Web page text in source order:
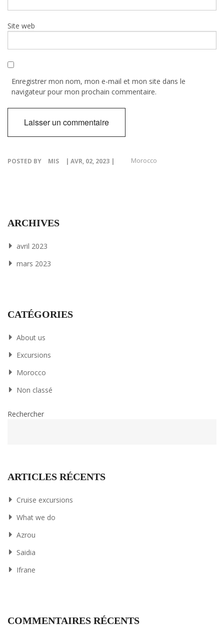
Site web
Enregistrer mon nom, mon e-mail et mon site dans le
navigateur pour mon prochain commentaire.
POSTED BY MIS | AVR, 02, 2023 | Morocco
ARCHIVES
avril 2023
mars 2023
CATÉGORIES
About us
Excursions
Morocco
Non classé
Rechercher
ARTICLES RÉCENTS
Cruise excursions
What we do
Azrou
Saidia
Ifrane
COMMENTAIRES RÉCENTS